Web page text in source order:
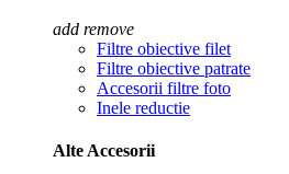
add remove
Filtre obiective filet
Filtre obiective patrate
Accesorii filtre foto
Inele reductie
Alte Accesorii